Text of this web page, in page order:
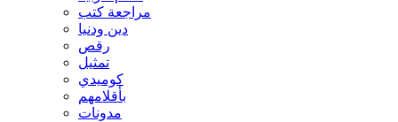
مراجعة كتب
دين ودنيا
رقص
تمثيل
كوميدي
بأقلامهم
مدونات